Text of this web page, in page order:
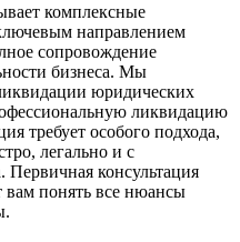
комплексные
направлением
сопровождение
бизнеса. Мы
юридических
ликвидацию
требует особого подхода,
легально и с
консультация
понять все нюансы